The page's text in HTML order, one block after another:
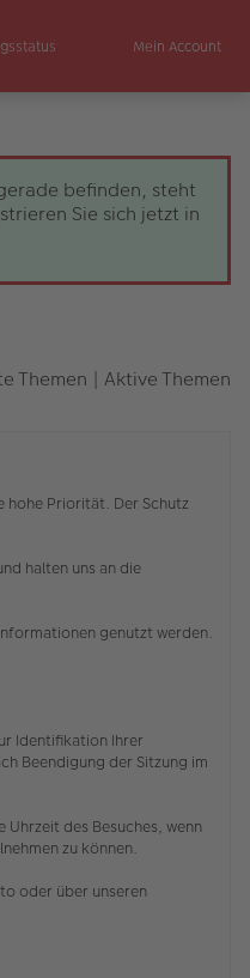
Mein Account
befinden, steht
Sie sich jetzt in
Themen | Aktive Themen
hohe Priorität. Der Schutz
halten uns an die
genutzt werden.
Identifikation Ihrer
Beendigung der Sitzung im
des Besuches, wenn
zu können.
oder über unseren